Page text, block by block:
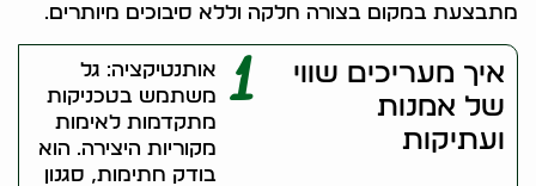
מתבצעת במקום בצורה חלקה וללא סיבוכים מיותרים.
איך מעריכים שווי
של אמנות
ועתיקות
1
אותנטיקציה: גל
משתמש בטכניקות
מתקדמות לאימות
מקוריות היצירה. הוא
בודק חתימות, סגנון